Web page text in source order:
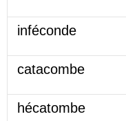
inféconde
catacombe
hécatombe